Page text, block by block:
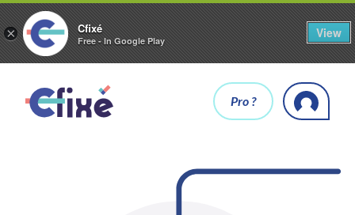
× Cfixé
Free - In Google Play
View
Pro ?